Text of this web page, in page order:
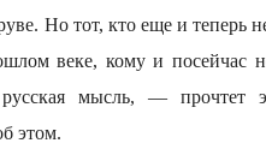
Но тот, кто еще и теперь
веке, кому и посейчас
русская мысль, —
этом.